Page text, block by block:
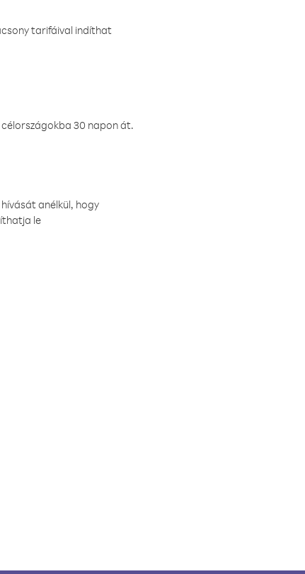
tarifáival indíthat
30 napon át.
anélkül, hogy
le